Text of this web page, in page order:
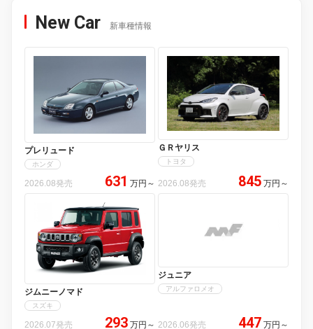
New Car 新車種情報
プレリュード
ホンダ
2026.08発売 631 万円 ～
ＧＲヤリス
トヨタ
2026.08発売 845 万円 ～
ジムニーノマド
スズキ
2026.07発売 293 万円 ～
ジュニア
アルファロメオ
2026.06発売 447 万円 ～